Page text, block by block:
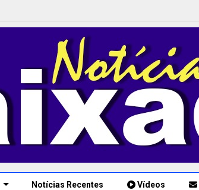
Notícias Recentes Vídeos